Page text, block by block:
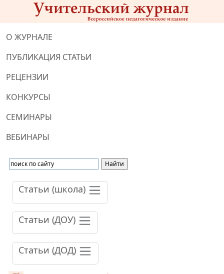
О ЖУРНАЛЕ
ПУБЛИКАЦИЯ СТАТЬИ
РЕЦЕНЗИИ
КОНКУРСЫ
СЕМИНАРЫ
ВЕБИНАРЫ
Статьи (школа)
Статьи (ДОУ)
Статьи (ДОД)